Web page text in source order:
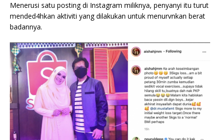
Menerusi satu posting di Instagram miliknya, penyanyi itu turut
mended4hkan aktiviti yang dilakukan untuk menurvnkan berat
badannya.